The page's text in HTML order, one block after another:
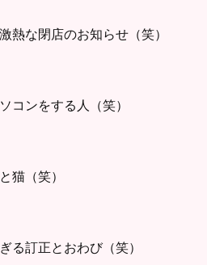
熱な閉店のお知らせ（笑）
コンをする人（笑）
猫（笑）
る訂正とおわび（笑）